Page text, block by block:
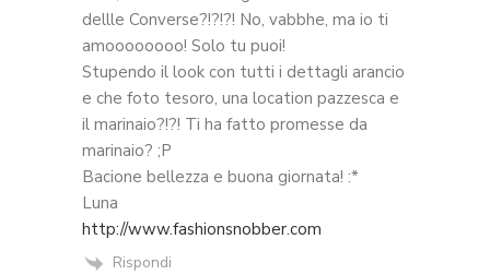
dellle Converse?!?!?! No, vabbhe, ma io ti
amoooooooo! Solo tu puoi!
Stupendo il look con tutti i dettagli arancio
e che foto tesoro, una location pazzesca e
il marinaio?!?! Ti ha fatto promesse da
marinaio? ;P
Bacione bellezza e buona giornata! :*
Luna
http://www.fashionsnobber.com
Rispondi